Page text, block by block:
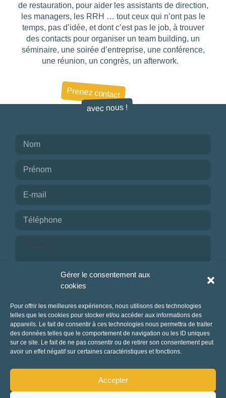
Gérer le consentement aux
cookies
Pour offrir les meilleures expériences, nous utilisons des technologies
telles que les cookies pour stocker et/ou accéder aux informations des
appareils. Le fait de consentir à ces technologies nous permettra de traiter
des données telles que le comportement de navigation ou les ID uniques
sur ce site. Le fait de ne pas consentir ou de retirer son consentement peut
avoir un effet négatif sur certaines caractéristiques et fonctions.
Accepter
de restauration, pour aider les assistants de direction,
les managers, les RRH … tout ceux qui n’ont pas le
temps, pas d’idée, et dont c’est pas le job, à trouver
des contacts pour organiser un team building, un
séminaire, une soirée d’entreprise, une conférence,
une réunion, un congrès, un afterwork.
Prenez contact
avec nous !
Je reconnais avoir pris connaissance de la
politique de confidentialité.
NOUS CONTACTER
SITUATION
Choisir
DESTINATION
BUDGET PAR PERSONNE
NOTE
OUVERTURE
CONSEILLÉ POUR
Choisir